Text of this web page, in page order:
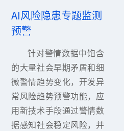
AI风险隐患专题监测
预警
针对警情数据中饱含
的大量社会早期矛盾和细
微警情趋势变化，开发异
常风险趋势预警功能，应
用新技术手段通过警情数
据感知社会稳定风险，并